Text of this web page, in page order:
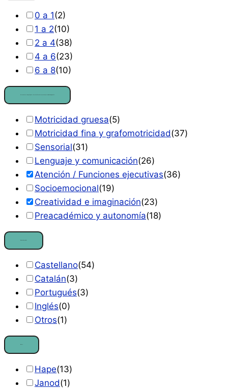
0 a 1(2)
1 a 2(10)
2 a 4(38)
4 a 6(23)
6 a 8(10)
Motricidad gruesa(5)
Motricidad fina y grafomotricidad(37)
Sensorial(31)
Lenguaje y comunicación(26)
Atención / Funciones ejecutivas(36)
Socioemocional(19)
Creatividad e imaginación(23)
Preacadémico y autonomía(18)
Castellano(54)
Catalán(3)
Portugués(3)
Inglés(0)
Otros(1)
Hape(13)
Janod(1)